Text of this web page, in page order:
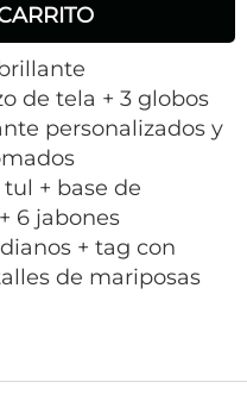
de tela + 3 globos
personalizados y
+ base de
6 jabones
+ tag con
de mariposas